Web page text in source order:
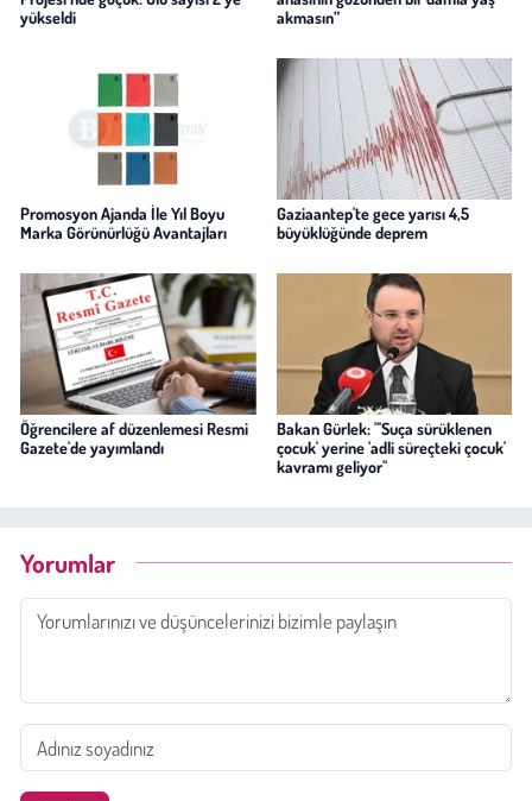
yükseldi
akmasın”
Promosyon Ajanda İle Yıl Boyu
Marka Görünürlüğü Avantajları
Gaziaantep'te gece yarısı 4,5
büyüklüğünde deprem
Öğrencilere af düzenlemesi Resmi
Gazete'de yayımlandı
Bakan Gürlek: "'Suça sürüklenen
çocuk' yerine 'adli süreçteki çocuk'
kavramı geliyor"
Yorumlar